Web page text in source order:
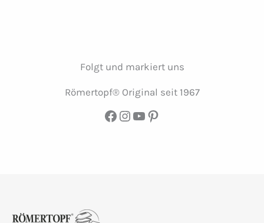
Folgt und markiert uns
Römertopf® Original seit 1967
Facebook
Instagram
YouTube
Pinterest